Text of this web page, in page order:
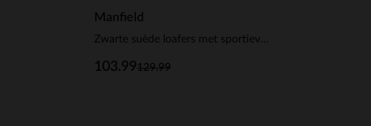
Manfield
Zwarte suède loafers met sportieve zool
129.99
103.99